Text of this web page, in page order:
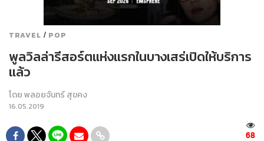
TRAVEL / POP
พูลวิลล่ารีสอร์ตแห่งแรกในบางเสร่เปิดให้บริการ
แล้ว
โดยพลอยจันทร์ สุขคง
16.05.2019
68